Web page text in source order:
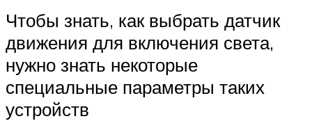
Чтобы знать, как выбрать датчик
движения для включения света,
нужно знать некоторые
специальные параметры таких
устройств